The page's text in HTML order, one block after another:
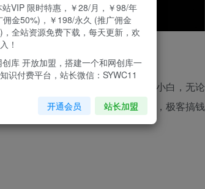
素材搬运发布即可。涨粉快，适合小白，无论
提升影响力或赚收益都是不错选择，极客搞钱
站VIP 限时特惠，￥28/月，￥98/年
佣金50%)，￥198/永久 (推广佣金
，全站资源免费下载，每天更新，欢
！
创库 开放加盟，搭建一个和网创库一
识付费平台，站长微信：SYWC11
开通会员 站长加盟